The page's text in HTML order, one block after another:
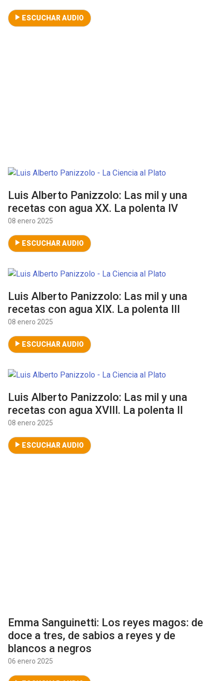
ESCUCHAR AUDIO
Luis Alberto Panizzolo: Las mil y una
recetas con agua XX. La polenta IV
08 enero 2025
ESCUCHAR AUDIO
Luis Alberto Panizzolo: Las mil y una
recetas con agua XIX. La polenta III
08 enero 2025
ESCUCHAR AUDIO
Luis Alberto Panizzolo: Las mil y una
recetas con agua XVIII. La polenta II
08 enero 2025
ESCUCHAR AUDIO
Emma Sanguinetti: Los reyes magos: de
doce a tres, de sabios a reyes y de
blancos a negros
06 enero 2025